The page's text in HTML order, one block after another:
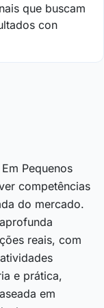
que buscam
con
Pequenos
competências
do mercado.
reais, com
e prática,
em